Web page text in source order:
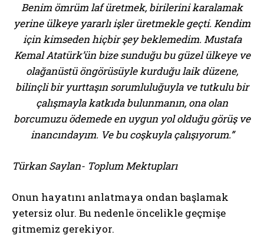
Benim ömrüm laf üretmek, birilerini karalamak
yerine ülkeye yararlı işler üretmekle geçti. Kendim
için kimseden hiçbir şey beklemedim. Mustafa
Kemal Atatürk’ün bize sunduğu bu güzel ülkeye ve
olağanüstü öngörüsüyle kurduğu laik düzene,
bilinçli bir yurttaşın sorumluluğuyla ve tutkulu bir
çalışmayla katkıda bulunmanın, ona olan
borcumuzu ödemede en uygun yol olduğu görüş ve
inancındayım. Ve bu coşkuyla çalışıyorum.”
Türkan Saylan- Toplum Mektupları
Onun hayatını anlatmaya ondan başlamak
yetersiz olur. Bu nedenle öncelikle geçmişe
gitmemiz gerekiyor.